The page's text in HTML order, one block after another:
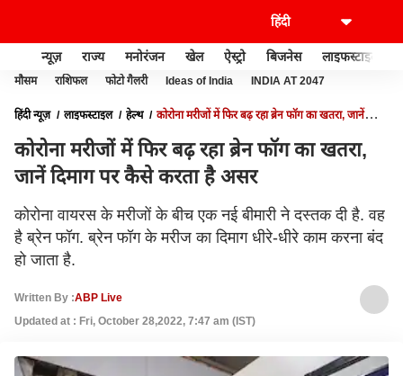
न्यूज़ राज्य मनोरंजन खेल ऐस्ट्रो बिजनेस लाइफस्टाइल
मौसम राशिफल फोटो गैलरी Ideas of India INDIA AT 2047
हिंदी न्यूज़ लाइफस्टाइल हेल्थ
कोरोना मरीजों में फिर बढ़ रहा ब्रेन फॉग का खतरा, जानें
कोरोना मरीजों में फिर बढ़ रहा ब्रेन फॉग का खतरा,
जानें दिमाग पर कैसे करता है असर
कोरोना वायरस के मरीजों के बीच एक नई बीमारी ने दस्तक दी है. वह
है ब्रेन फॉग. ब्रेन फॉग के मरीज का दिमाग धीरे-धीरे काम करना बंद
हो जाता है.
Written By :ABP Live
Updated at : Fri, October 28,2022, 7:47 am (IST)